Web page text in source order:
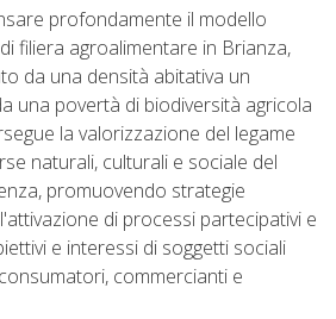
profondamente il modello
filiera agroalimentare in Brianza,
da una densità abitativa un
una povertà di biodiversità agricola
la valorizzazione del legame
naturali, culturali e sociale del
promuovendo strategie
di processi partecipativi e
e interessi di soggetti sociali
commercianti e